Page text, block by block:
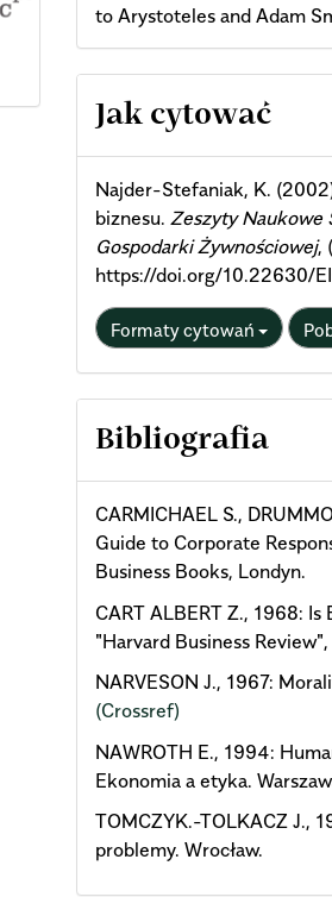
to Arystoteles and Adam
Article
Details
Jak cytować
Najder-Stefaniak, K.
biznesu.Zeszyty Naukowe
Gospodarki Żywnościowej,
https://doi.org/10.22630/
Formaty cytowań
Bibliografia
CARMICHAEL S.,
Guide to Corporate
Business Books, Londyn.
CART ALBERT Z., 1968:
"Harvard Business
NARVESON J., 1967:
(Crossref)
NAWROTH E., 1994:
Ekonomia a etyka.
TOMCZYK.-TOLKACZ J.,
problemy. Wrocław.